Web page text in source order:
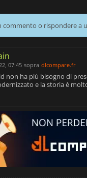
commento o rispondere a
07:45 sopra dlcompare.fr
non ha più bisogno di
e la storia è